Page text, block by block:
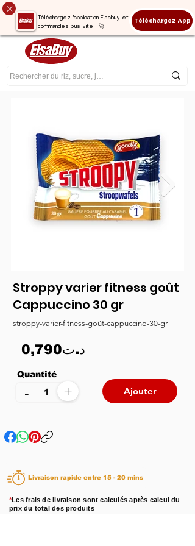
Téléchargez l'application Elsabuy et
commandez plus vite ! 🚀
Téléchargez App
Stroppy varier fitness goût
Cappuccino 30 gr
stroppy-varier-fitness-goût-cappuccino-30-gr
0,790د.ت
Quantité
+
- Ajouter
Livraison rapide entre 15 - 20 mins
*Les frais de livraison sont calculés après calcul du
prix du total des produits